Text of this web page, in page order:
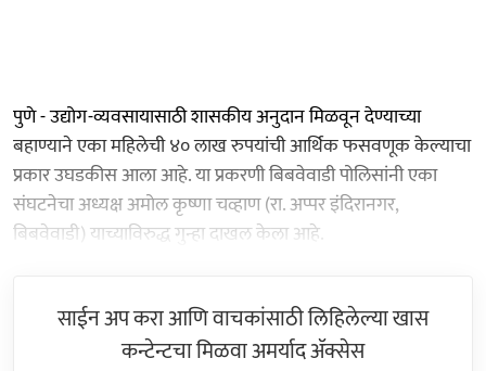
पुणे - उद्योग-व्यवसायासाठी शासकीय अनुदान मिळवून देण्याच्या
बहाण्याने एका महिलेची ४० लाख रुपयांची आर्थिक फसवणूक केल्याचा
प्रकार उघडकीस आला आहे. या प्रकरणी बिबवेवाडी पोलिसांनी एका
संघटनेचा अध्यक्ष अमोल कृष्णा चव्हाण (रा. अप्पर इंदिरानगर,
बिबवेवाडी) याच्याविरुद्ध गुन्हा दाखल केला आहे.
साईन अप करा आणि वाचकांसाठी लिहिलेल्या खास
कन्टेन्टचा मिळवा अमर्याद ॲक्सेस